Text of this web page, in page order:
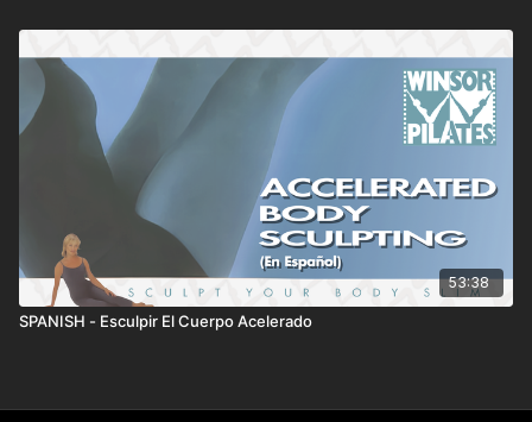
53:38
SPANISH - Esculpir El Cuerpo Acelerado